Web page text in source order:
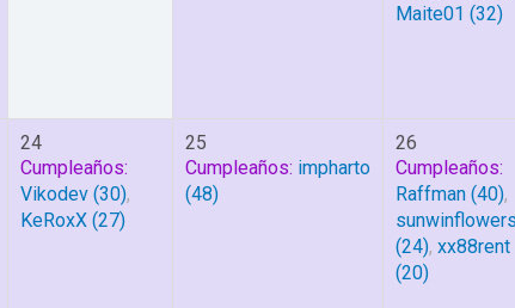
Maite01 (32)
24
Cumpleaños:
Vikodev (30),
KeRoxX (27)
25
Cumpleaños: impharto
(48)
26
Cumpleaños:
Raffman (40),
sunwinflowers
(24), xx88rent
(20)